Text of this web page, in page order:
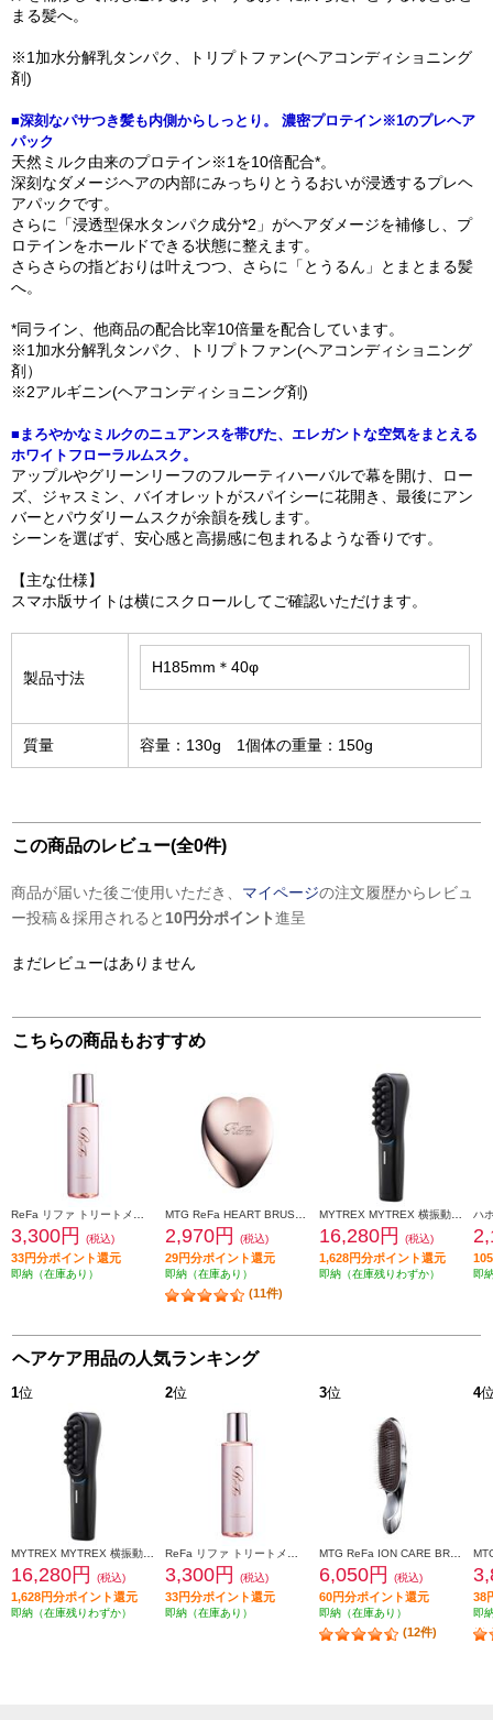
まる髪へ。
※1加水分解乳タンパク、トリプトファン(ヘアコンディショニング
剤)
■深刻なパサつき髪も内側からしっとり。 濃密プロテイン※1のプレヘア
パック
天然ミルク由来のプロテイン※1を10倍配合*。
深刻なダメージヘアの内部にみっちりとうるおいが浸透するプレヘ
アパックです。
さらに「浸透型保水タンパク成分*2」がヘアダメージを補修し、プ
ロテインをホールドできる状態に整えます。
さらさらの指どおりは叶えつつ、さらに「とうるん」とまとまる髪
へ。
*同ライン、他商品の配合比宰10倍量を配合しています。
※1加水分解乳タンパク、トリプトファン(ヘアコンディショニング
剤）
※2アルギニン(ヘアコンディショニング剤)
■まろやかなミルクのニュアンスを帯びた、エレガントな空気をまとえる
ホワイトフローラルムスク。
アップルやグリーンリーフのフルーティハーバルで幕を開け、ロー
ズ、ジャスミン、バイオレットがスパイシーに花開き、最後にアン
バーとパウダリームスクが余韻を残します。
シーンを選ばず、安心感と高揚感に包まれるような香りです。
【主な仕様】
スマホ版サイトは横にスクロールしてご確認いただけます。
製品寸法
H185mm＊40φ
質量 容量：130g 1個体の重量：150g
この商品のレビュー(全0件)
商品が届いた後ご使用いただき、 マイページの注文履歴からレビュ
ー投稿＆採用されると 10円分ポイント進呈
まだレビューはありません
こちらの商品もおすすめ
3,300円 (税込)
33円分ポイント還元
即納（在庫あり）
2,970円 (税込)
29円分ポイント還元
即納（在庫あり）
(11件)
16,280円 (税込)
1,628円分ポイント還元
即納（在庫残りわずか） 即
ヘアケア用品の人気ランキング
1位
16,280円 (税込)
1,628円分ポイント還元
即納（在庫残りわずか）
2位
3,300円 (税込)
33円分ポイント還元
即納（在庫あり）
3位
6,050円 (税込)
60円分ポイント還元
即納（在庫あり）
(12件)
4
38
即